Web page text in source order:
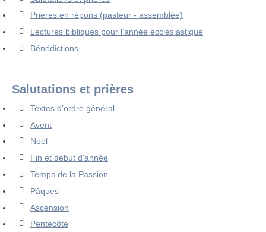
Prières en répons (pasteur - assemblée)
Lectures bibliques pour l’année ecclésiastique
Bénédictions
Salutations et prières
Textes d’ordre général
Avent
Noël
Fin et début d'année
Temps de la Passion
Pâques
Ascension
Pentecôte